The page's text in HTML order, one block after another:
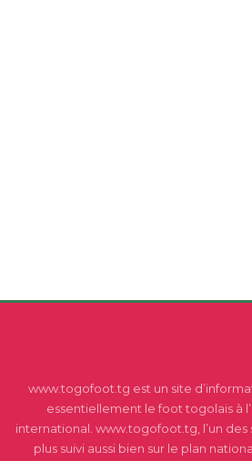
www.togofoot.tg est un site
essentiellement le foot togolais à
international. www.togofoot.tg, l’un des
plus suivi aussi bien sur le plan